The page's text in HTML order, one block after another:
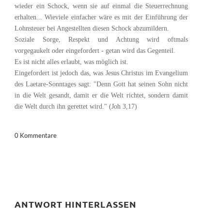
wieder ein Schock, wenn sie auf einmal die Steuerrechnung
erhalten... Wieviele einfacher wäre es mit der Einführung der
Lohnsteuer bei Angestellten diesen Schock abzumildern.
Soziale Sorge, Respekt und Achtung wird oftmals
vorgegaukelt oder eingefordert - getan wird das Gegenteil.
Es ist nicht alles erlaubt, was möglich ist.
Eingefordert ist jedoch das, was Jesus Christus im Evangelium
des Laetare-Sonntages sagt: "Denn Gott hat seinen Sohn nicht
in die Welt gesandt, damit er die Welt richtet, sondern damit
die Welt durch ihn gerettet wird." (Joh 3,17)
0 Kommentare
ANTWORT HINTERLASSEN